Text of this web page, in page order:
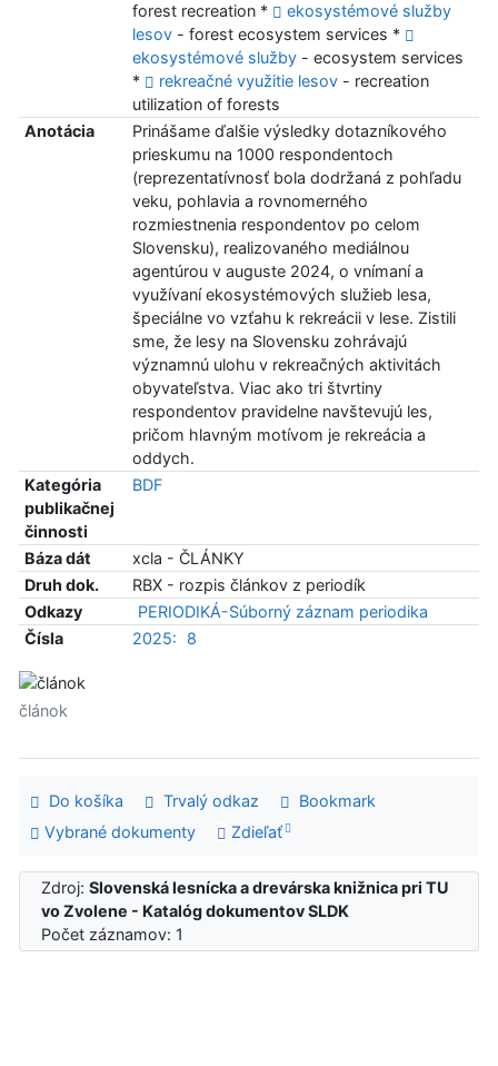
forest recreation *
ekosystémové služby
lesov- forest ecosystem services *
ekosystémové služby- ecosystem services
*
rekreačné využitie lesov- recreation
utilization of forests
Anotácia
Prinášame ďalšie výsledky dotazníkového
prieskumu na 1000 respondentoch
(reprezentatívnosť bola dodržaná z pohľadu
veku, pohlavia a rovnomerného
rozmiestnenia respondentov po celom
Slovensku), realizovaného mediálnou
agentúrou v auguste 2024, o vnímaní a
využívaní ekosystémových služieb lesa,
špeciálne vo vzťahu k rekreácii v lese. Zistili
sme, že lesy na Slovensku zohrávajú
významnú ulohu v rekreačných aktivitách
obyvateľstva. Viac ako tri štvrtiny
respondentov pravidelne navštevujú les,
pričom hlavným motívom je rekreácia a
oddych.
Kategória
publikačnej
činnosti
BDF
Báza dát
xcla - ČLÁNKY
Druh dok.
RBX - rozpis článkov z periodík
Odkazy
PERIODIKÁ-Súborný záznam periodika
Čísla
2025: 8
článok
Do košíka Trvalý odkaz
Bookmark
Vybrané dokumenty
Zdieľať
Zdroj:Slovenská lesnícka a drevárska knižnica pri TU
vo Zvolene - Katalóg dokumentov SLDK
Počet záznamov: 1